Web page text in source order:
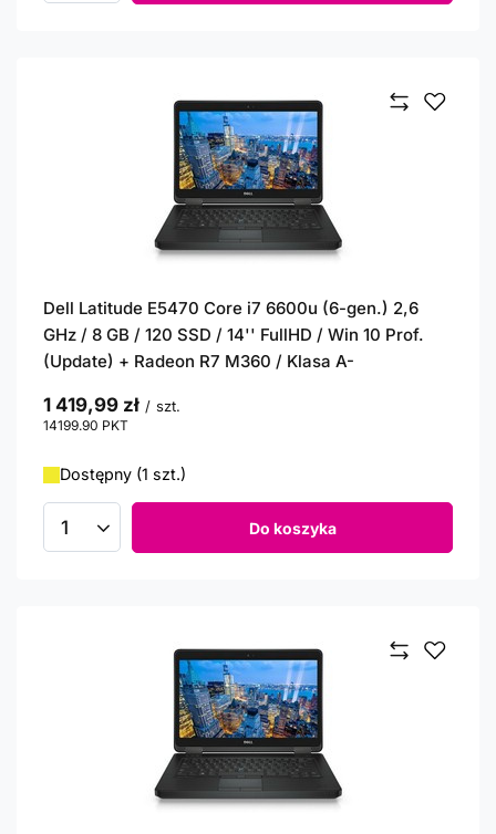
Dell Latitude E5470 Core i7 6600u (6-gen.) 2,6
GHz / 8 GB / 120 SSD / 14'' FullHD / Win 10 Prof.
(Update) + Radeon R7 M360 / Klasa A-
1 419,99 zł / szt.
14199.90 PKT
Dostępny (1 szt.)
Ilość produktów Do koszyka